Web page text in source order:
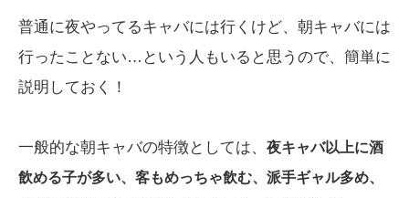
普通に夜やってるキャバには行くけど、朝キャバには
行ったことない…という人もいると思うので、簡単に
説明しておく！
一般的な朝キャバの特徴としては、 夜キャバ以上に酒
飲める子が多い、客もめっちゃ飲む、派手ギャル多め、